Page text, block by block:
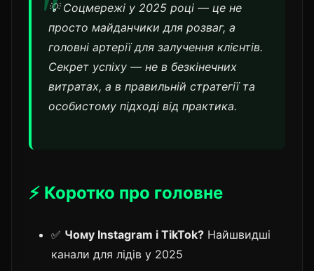
💡 Соцмережі у 2025 році — це не
просто майданчики для розваг, а
головні артерії для залучення клієнтів.
Секрет успіху — не в безкінечних
витратах, а в правильній стратегії та
особистому підході від практика.
⚡ Коротко про головне
✅ Чому Instagram і TikTok? Найшвидші
канали для лідів у 2025